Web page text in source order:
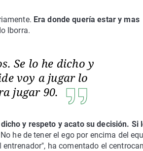
Era donde quería estar y mas
Iborra.
Se lo he dicho y
voy a jugar lo
jugar 90.
y respeto y acato su decisión. Si
he de tener el ego por encima del
ha comentado el